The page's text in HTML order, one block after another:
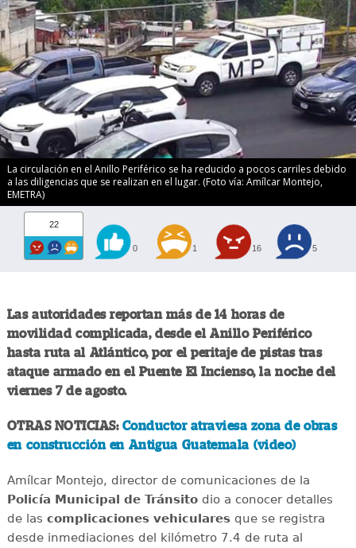
La circulación en el Anillo Periférico se ha reducido a pocos carriles debido
a las diligencias que se realizan en el lugar. (Foto vía: Amílcar Montejo,
EMETRA)
22
0 1 16 5
Las autoridades reportan más de 14 horas de
movilidad complicada, desde el Anillo Periférico
hasta ruta al Atlántico, por el peritaje de pistas tras
ataque armado en el Puente El Incienso, la noche del
viernes 7 de agosto.
OTRAS NOTICIAS: Conductor atraviesa zona de obras
en construcción en Antigua Guatemala (video)
Amílcar Montejo, director de comunicaciones de la
Policía Municipal de Tránsitodio a conocer detalles
de las complicaciones vehicularesque se registra
desde inmediaciones del kilómetro 7.4 de ruta al